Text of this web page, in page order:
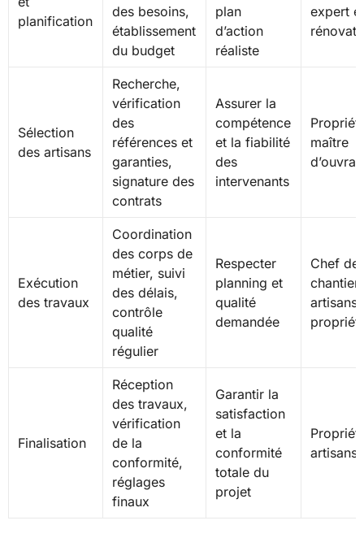
planification
des besoins,
établissement
du budget
plan
d’action
réaliste
expert
Sélection
des artisans
Recherche,
vérification
des
références et
garanties,
signature des
contrats
Assurer la
compétence
et la fiabilité
des
intervenants
maître
Exécution
des travaux
Coordination
des corps de
métier, suivi
des délais,
contrôle
qualité
régulier
Respecter
planning et
qualité
demandée
Chef de
chantier,
artisans,
Finalisation
Réception
des travaux,
vérification
de la
conformité,
réglages
finaux
Garantir la
satisfaction
et la
conformité
totale du
projet
artisans